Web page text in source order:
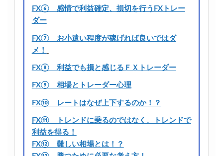
FX⑥ 感情で利益確定、損切を行うFXトレー
ダー
FX⑦ お小遣い程度が稼げれば良いではダ
メ！
FX⑧ 利益でも損と感じるＦＸトレーダー
FX⑨ 相場とトレーダー心理
FX⑩ レートはなぜ上下するのか！？
FX⑪ トレンドに乗るのではなく、トレンドで
利益を得る！
FX⑫ 難しい相場とは！？